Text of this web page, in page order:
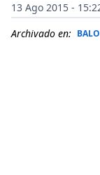
13 Ago 2015 -
Archivado en: